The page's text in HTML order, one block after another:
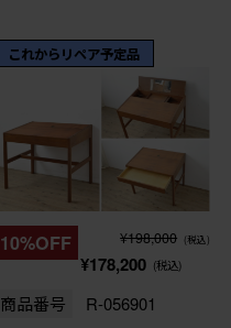
これからリペア予定品
10%OFF ¥198,000 (税込)
¥178,200 (税込)
商品番号 R-056901